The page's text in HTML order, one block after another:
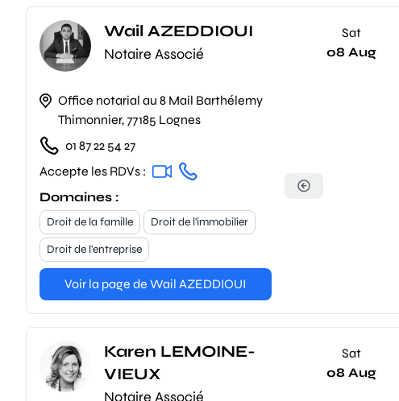
Wail AZEDDIOUI
Notaire Associé
Office notarial au 8 Mail Barthélemy
Thimonnier, 77185 Lognes
01 87 22 54 27
Accepte les RDVs :
Domaines :
Droit de la famille
Droit de l'immobilier
Droit de l'entreprise
Voir la page de Wail AZEDDIOUI
Sat
08 Aug
Karen LEMOINE-
VIEUX
Notaire Associé
Sat
08 Aug